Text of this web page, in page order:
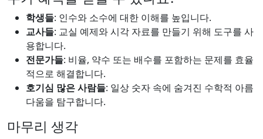
학생들: 인수와 소수에 대한 이해를 높입니다.
교사들: 교실 예제와 시각 자료를 만들기 위해 도구를 사
용합니다.
전문가들: 비율, 약수 또는 배수를 포함하는 문제를 효율
적으로 해결합니다.
호기심 많은 사람들: 일상 숫자 속에 숨겨진 수학적 아름
다움을 탐구합니다.
마무리 생각